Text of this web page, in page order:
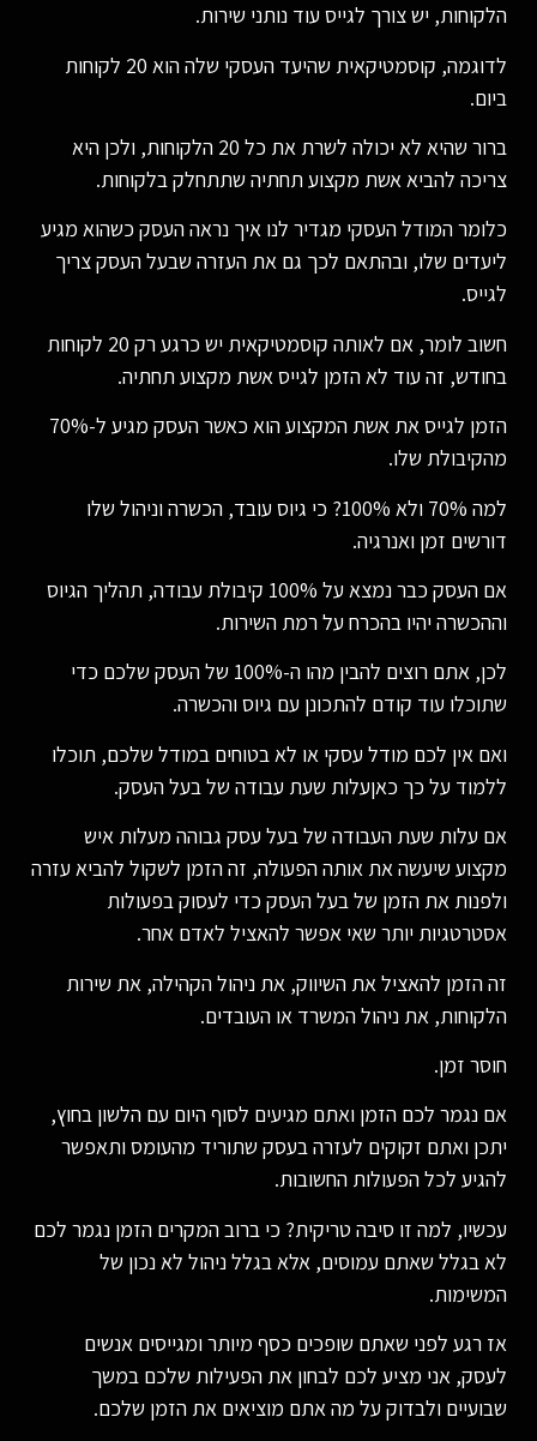
הלקוחות, יש צורך לגייס עוד נותני שירות.
לדוגמה, קוסמטיקאית שהיעד העסקי שלה הוא 20 לקוחות
ביום.
ברור שהיא לא יכולה לשרת את כל 20 הלקוחות, ולכן היא
צריכה להביא אשת מקצוע תחתיה שתתחלק בלקוחות.
כלומר המודל העסקי מגדיר לנו איך נראה העסק כשהוא מגיע
ליעדים שלו, ובהתאם לכך גם את העזרה שבעל העסק צריך
לגייס.
חשוב לומר, אם לאותה קוסמטיקאית יש כרגע רק 20 לקוחות
בחודש, זה עוד לא הזמן לגייס אשת מקצוע תחתיה.
הזמן לגייס את אשת המקצוע הוא כאשר העסק מגיע ל-70%
מהקיבולת שלו.
למה 70% ולא 100%? כי גיוס עובד, הכשרה וניהול שלו
דורשים זמן ואנרגיה.
אם העסק כבר נמצא על 100% קיבולת עבודה, תהליך הגיוס
וההכשרה יהיו בהכרח על רמת השירות.
לכן, אתם רוצים להבין מהו ה-100% של העסק שלכם כדי
שתוכלו עוד קודם להתכונן עם גיוס והכשרה.
ואם אין לכם מודל עסקי או לא בטוחים במודל שלכם, תוכלו
ללמוד על כך כאןעלות שעת עבודה של בעל העסק.
אם עלות שעת העבודה של בעל עסק גבוהה מעלות איש
מקצוע שיעשה את אותה הפעולה, זה הזמן לשקול להביא עזרה
ולפנות את הזמן של בעל העסק כדי לעסוק בפעולות
אסטרטגיות יותר שאי אפשר להאציל לאדם אחר.
זה הזמן להאציל את השיווק, את ניהול הקהילה, את שירות
הלקוחות, את ניהול המשרד או העובדים.
חוסר זמן.
אם נגמר לכם הזמן ואתם מגיעים לסוף היום עם הלשון בחוץ,
יתכן ואתם זקוקים לעזרה בעסק שתוריד מהעומס ותאפשר
להגיע לכל הפעולות החשובות.
עכשיו, למה זו סיבה טריקית? כי ברוב המקרים הזמן נגמר לכם
לא בגלל שאתם עמוסים, אלא בגלל ניהול לא נכון של
המשימות.
אז רגע לפני שאתם שופכים כסף מיותר ומגייסים אנשים
לעסק, אני מציע לכם לבחון את הפעילות שלכם במשך
שבועיים ולבדוק על מה אתם מוציאים את הזמן שלכם.